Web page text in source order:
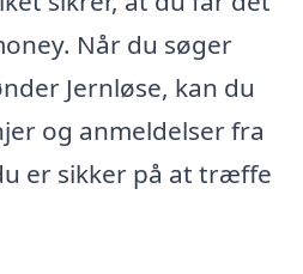
Når du søger
Jernløse, kan du
og anmeldelser fra
er sikker på at træffe